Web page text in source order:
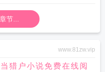
节...
www.81zw.vip
猎户小说免费在线阅